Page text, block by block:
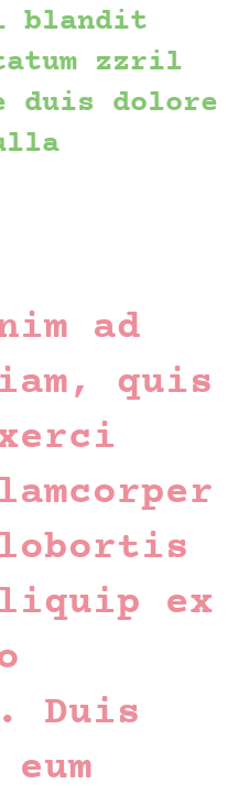
blandit
zzril
duis dolore
ad
quis
ex
Duis